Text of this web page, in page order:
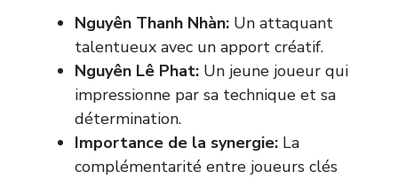
Nguyên Thanh Nhàn: Un attaquant
talentueux avec un apport créatif.
Nguyên Lê Phat: Un jeune joueur qui
impressionne par sa technique et sa
détermination.
Importance de la synergie: La
complémentarité entre joueurs clés